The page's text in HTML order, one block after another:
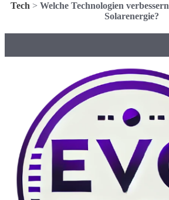
Tech > Welche Technologien
Solarenergie?